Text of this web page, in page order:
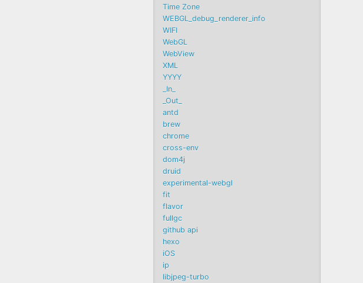
Time Zone
WEBGL_debug_renderer_info
WIFI
WebGL
WebView
XML
YYYY
_In_
_Out_
antd
brew
chrome
cross-env
dom4j
druid
experimental-webgl
fit
flavor
fullgc
github api
hexo
iOS
ip
libjpeg-turbo